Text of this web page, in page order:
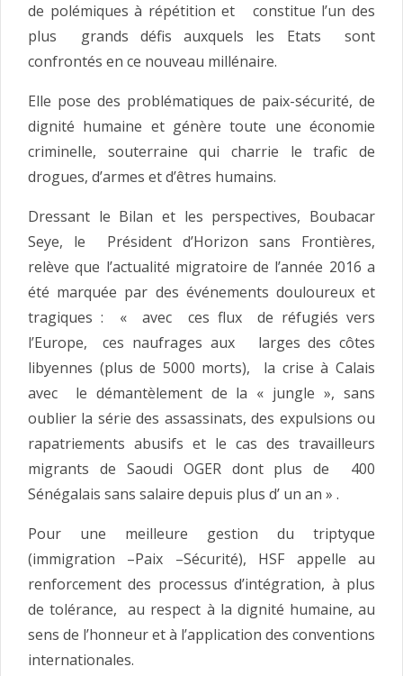
de polémiques à répétition et constitue l’un des
plus grands défis auxquels les Etats sont
confrontés en ce nouveau millénaire.
Elle pose des problématiques de paix-sécurité, de
dignité humaine et génère toute une économie
criminelle, souterraine qui charrie le trafic de
drogues, d’armes et d’êtres humains.
Dressant le Bilan et les perspectives, Boubacar
Seye, le Président d’Horizon sans Frontières,
relève que l’actualité migratoire de l’année 2016 a
été marquée par des événements douloureux et
tragiques : « avec ces flux de réfugiés vers
l’Europe, ces naufrages aux larges des côtes
libyennes (plus de 5000 morts), la crise à Calais
avec le démantèlement de la « jungle », sans
oublier la série des assassinats, des expulsions ou
rapatriements abusifs et le cas des travailleurs
migrants de Saoudi OGER dont plus de 400
Sénégalais sans salaire depuis plus d’ un an » .
Pour une meilleure gestion du triptyque
(immigration –Paix –Sécurité), HSF appelle au
renforcement des processus d’intégration, à plus
de tolérance, au respect à la dignité humaine, au
sens de l’honneur et à l’application des conventions
internationales.